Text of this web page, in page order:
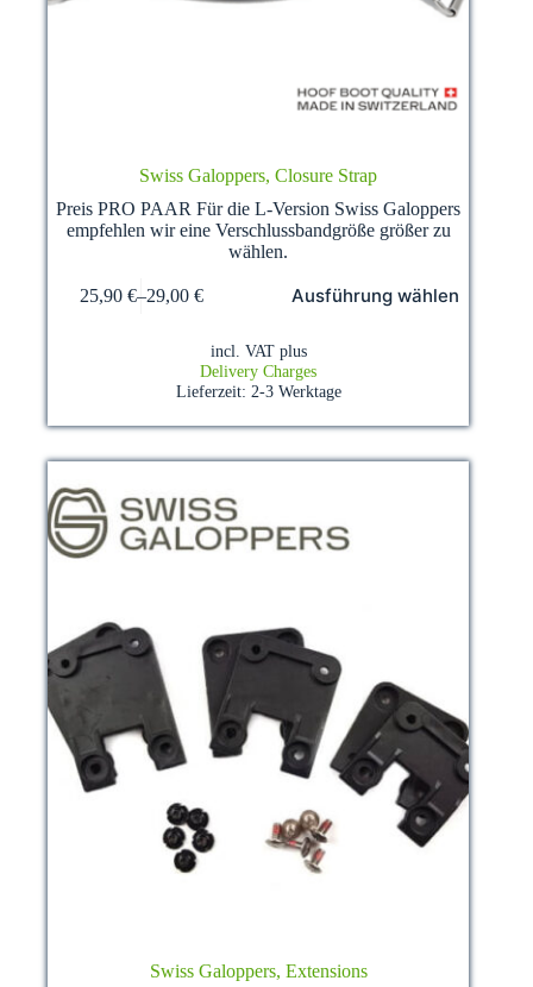
Swiss Galoppers, Closure Strap
Preis PRO PAAR Für die L-Version Swiss Galoppers
empfehlen wir eine Verschlussbandgröße größer zu
wählen.
25,90 €–29,00 € Ausführung wählen
product
may
the
product
page
incl. VAT plus
Delivery Charges
Lieferzeit: 2-3 Werktage
Swiss Galoppers, Extensions